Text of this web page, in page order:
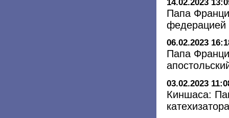
14.02.2023
Папа
федерацией
06.02.2023
Папа
03.02.2023
Киншаса: